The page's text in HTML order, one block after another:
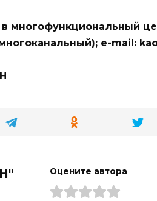
многофункциональный
e-mail:
Оцените автора